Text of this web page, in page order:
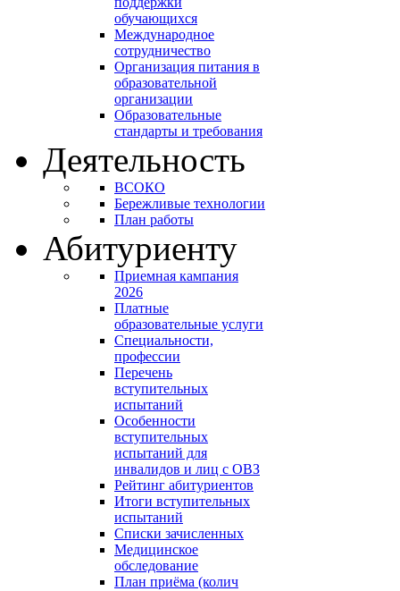
обучающихся
Международное
сотрудничество
Организация питания в
образовательной
организации
Образовательные
стандарты и требования
Деятельность
ВСОКО
Бережливые технологии
План работы
Абитуриенту
Приемная кампания
2026
Платные
образовательные услуги
Специальности,
профессии
Перечень
вступительных
испытаний
Особенности
вступительных
испытаний для
инвалидов и лиц с ОВЗ
Рейтинг абитуриентов
Итоги вступительных
испытаний
Списки зачисленных
Медицинское
обследование
План приёма (колич